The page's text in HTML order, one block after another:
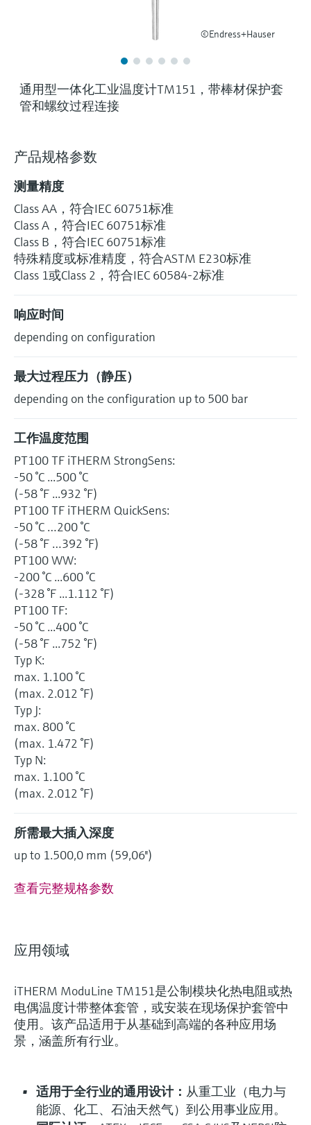
©Endress+Hauser
通用型一体化工业温度计TM151，带棒材保护套
管和螺纹过程连接
产品规格参数
测量精度
Class AA，符合IEC 60751标准
Class A，符合IEC 60751标准
Class B，符合IEC 60751标准
特殊精度或标准精度，符合ASTM E230标准
Class 1或Class 2，符合IEC 60584-2标准
响应时间
depending on configuration
最大过程压力（静压）
depending on the configuration up to 500 bar
工作温度范围
PT100 TF iTHERM StrongSens:
-50 °C ...500 °C
(-58 °F ...932 °F)
PT100 TF iTHERM QuickSens:
-50 °C …200 °C
(-58 °F …392 °F)
PT100 WW:
-200 °C ...600 °C
(-328 °F ...1.112 °F)
PT100 TF:
-50 °C ...400 °C
(-58 °F ...752 °F)
Typ K:
max. 1.100 °C
(max. 2.012 °F)
Typ J:
max. 800 °C
(max. 1.472 °F)
Typ N:
max. 1.100 °C
(max. 2.012 °F)
所需最大插入深度
up to 1.500,0 mm (59,06'')
查看完整规格参数
应用领域
iTHERM ModuLine TM151是公制模块化热电阻或热
电偶温度计带整体套管，或安装在现场保护套管中
使用。该产品适用于从基础到高端的各种应用场
景，涵盖所有行业。
适用于全行业的通用设计： 从重工业（电力与
能源、化工、石油天然气）到公用事业应用。
创新技术助力工艺流
程优化
什么是FLEX产品选型